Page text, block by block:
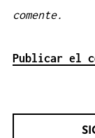
comente.